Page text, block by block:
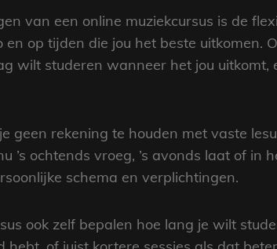
van een online muziekcursus is de
op tijden die jou het beste uitkomen.
wilt studeren wanneer het jou uitkomt,
geen rekening te houden met vaste
ochtends vroeg, ’s avonds laat of in
schema en verplichtingen.
ook zelf bepalen hoe lang je wilt